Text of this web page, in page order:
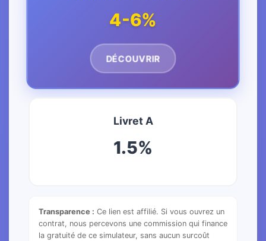
4-6%
DÉCOUVRIR
Livret A
1.5%
Transparence : Ce lien est affilié. Si vous ouvrez un
contrat, nous percevons une commission qui finance
la gratuité de ce simulateur, sans aucun surcoût